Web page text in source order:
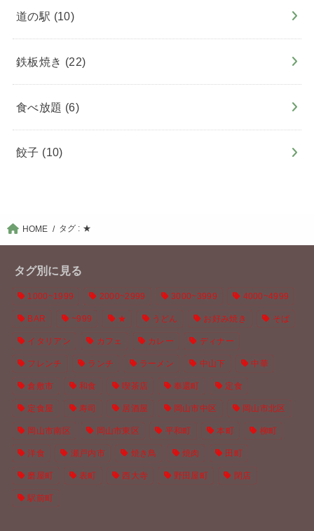
道の駅 (10)
鉄板焼き (22)
食べ放題 (6)
餃子 (10)
HOME タグ : ★
タグ別に見る
1000~1999 2000~2999 3000~3999 4000~4999
BAR ~999 ★ うどん お好み焼き そば
イタリアン カフェ カレー ディナー
フレンチ ランチ ラーメン 中山下 中華
倉敷市 和食 喫茶店 奉還町 定食
定食屋 寿司 居酒屋 岡山市中区 岡山市北区
岡山市南区 岡山市東区 平和町 本町 柳町
洋食 瀬戸内市 焼き鳥 焼肉 田町
磨屋町 表町 西大寺 野田屋町 閉店
駅前町